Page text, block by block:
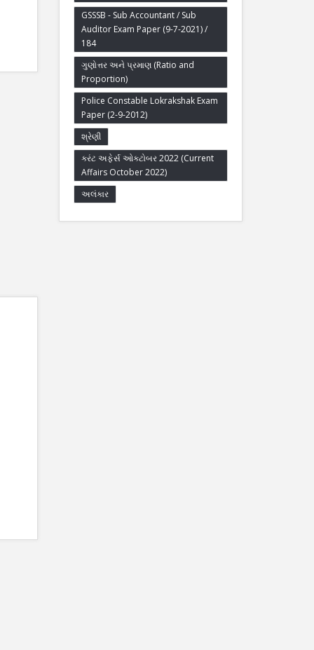
GSSSB - Sub Accountant / Sub
Auditor Exam Paper (9-7-2021) /
184
ગુણોત્તર અને પ્રમાણ (Ratio and
Proportion)
Police Constable Lokrakshak Exam
Paper (2-9-2012)
શ્રેણી
કરંટ અફેર્સ ઓક્ટોબર 2022 (Current
Affairs October 2022)
અલંકાર